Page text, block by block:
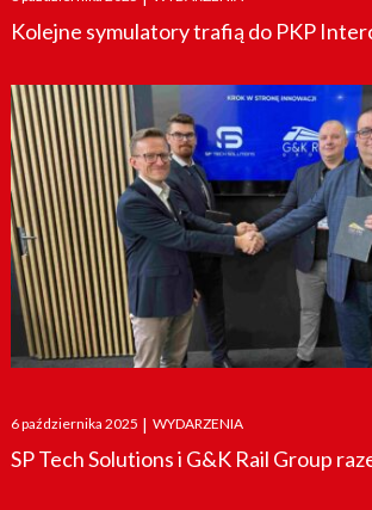
on
Kolejne symulatory trafią do PKP
Posted
on
6 października 2025 | WYDARZENIA
SP Tech Solutions i G&K Rail Group